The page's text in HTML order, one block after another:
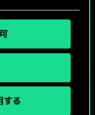
するいかない